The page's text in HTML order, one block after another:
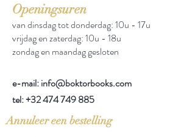
Openingsuren
van dinsdag tot donderdag: 10u - 17u
vrijdag en zaterdag: 10u - 18u
zondag en maandag gesloten
e-mail: info@boktorbooks.com
tel:+32 474 749 885
Annuleer een bestelling